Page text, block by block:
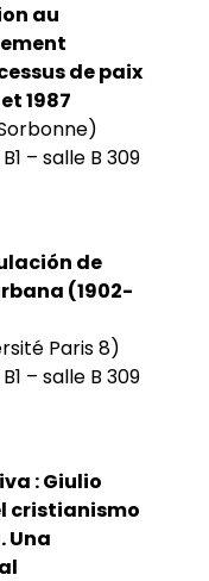
au
de paix
1987
– salle B 309
de
(1902-
Paris 8)
– salle B 309
: Giulio
cristianismo
Una